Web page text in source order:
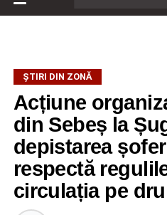
ȘTIRI DIN ZONĂ
Acțiune
din Sebeș la
depistarea
respectă
circulația pe